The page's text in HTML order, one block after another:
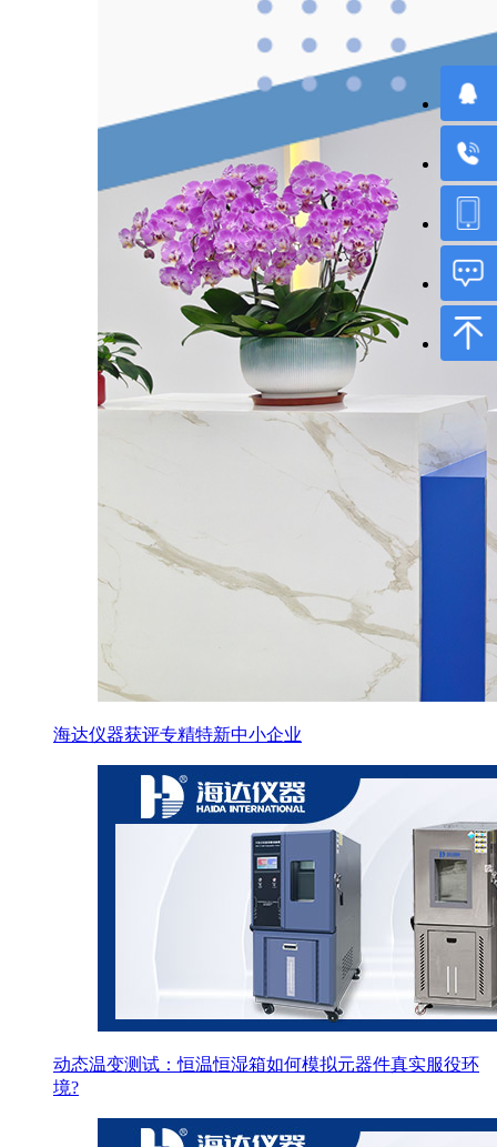
海达仪器获评专精特新中小企业
动态温变测试：恒温恒湿箱如何模拟元器件真实服役环
境?